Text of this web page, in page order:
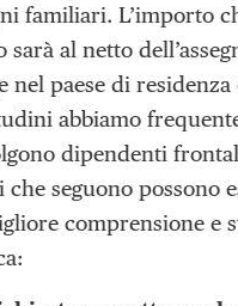
familiari. L’importo
sarà al netto
nel paese di
abbiamo
dipendenti
che seguono possono
comprensione e